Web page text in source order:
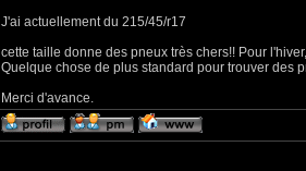
J'ai actuellement du 215/45/r17
cette taille donne des pneux très chers!! Pour
Quelque chose de plus standard pour trouver des
Merci d'avance.